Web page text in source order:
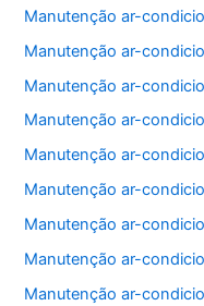
Manutenção ar-
Manutenção ar-
Manutenção ar-
Manutenção ar-
Manutenção ar-
Manutenção ar-
Manutenção ar-
Manutenção ar-
Manutenção ar-